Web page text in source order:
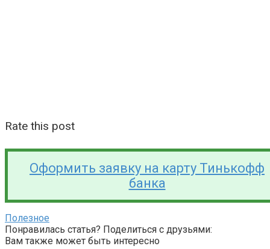
Rate this post
Оформить заявку на карту Тинькофф
банка
Полезное
Понравилась статья? Поделиться с друзьями:
Вам также может быть интересно